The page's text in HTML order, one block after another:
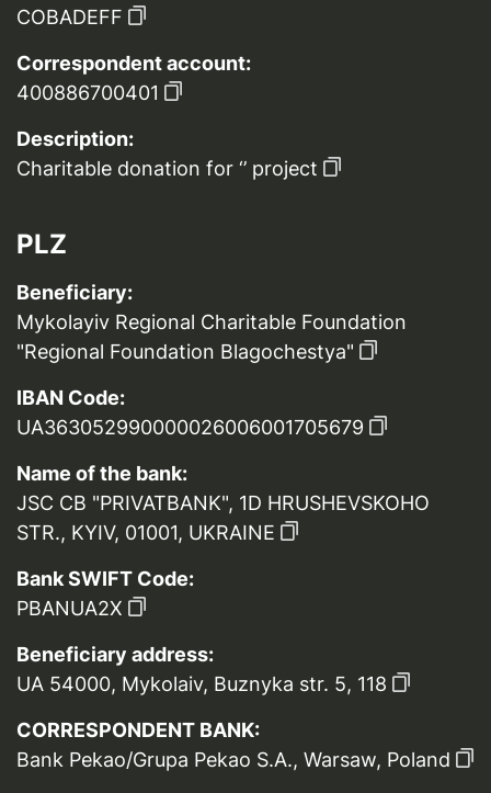
COBADEFF
Correspondent account:
400886700401
Description:
Charitable donation for ‘’ project
PLZ
Beneficiary:
Mykolayiv Regional Charitable Foundation
"Regional Foundation Blagochestya"
IBAN Code:
UA363052990000026006001705679
Name of the bank:
JSC CB "PRIVATBANK", 1D HRUSHEVSKOHO
STR., KYIV, 01001, UKRAINE
Bank SWIFT Code:
PBANUA2X
Beneficiary address:
UA 54000, Mykolaiv, Buznyka str. 5, 118
CORRESPONDENT BANK:
Bank Pekao/Grupa Pekao S.A., Warsaw, Poland